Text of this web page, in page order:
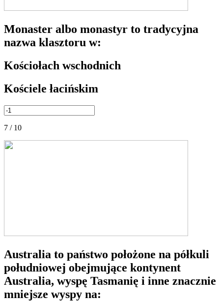
Monaster albo monastyr to tradycyjna
nazwa klasztoru w:
Kościołach wschodnich
Kościele łacińskim
7 / 10
Australia to państwo położone na półkuli
południowej obejmujące kontynent
Australia, wyspę Tasmanię i inne znacznie
mniejsze wyspy na: